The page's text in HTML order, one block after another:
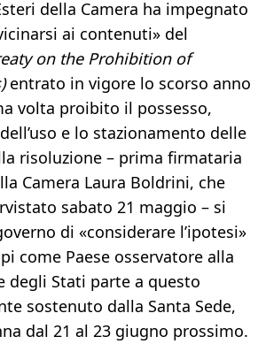
della Camera ha impegnato
ai contenuti» del
on the Prohibition of
entrato in vigore lo scorso anno
volta proibito il possesso,
e lo stazionamento delle
risoluzione – prima firmataria
Camera Laura Boldrini, che
sabato 21 maggio – si
di «considerare l’ipotesi»
come Paese osservatore alla
degli Stati parte a questo
sostenuto dalla Santa Sede,
dal 21 al 23 giugno prossimo.